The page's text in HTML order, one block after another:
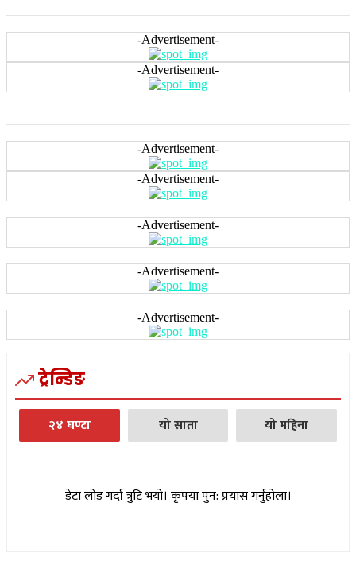
-Advertisement-
-Advertisement-
-Advertisement-
-Advertisement-
-Advertisement-
-Advertisement-
-Advertisement-
ट्रेन्डिङ
२४ घण्टा यो साता यो महिना
डेटा लोड गर्दा त्रुटि भयो। कृपया पुन: प्रयास गर्नुहोला।